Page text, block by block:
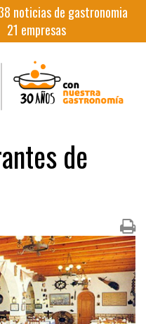
noticias de gastronomia
21 empresas
de